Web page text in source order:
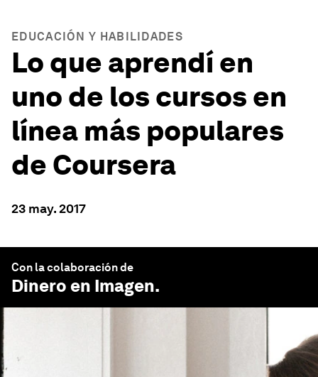
EDUCACIÓN Y HABILIDADES
Lo que aprendí en
uno de los cursos en
línea más populares
de Coursera
23 may. 2017
Con la colaboración de
Dinero en Imagen.